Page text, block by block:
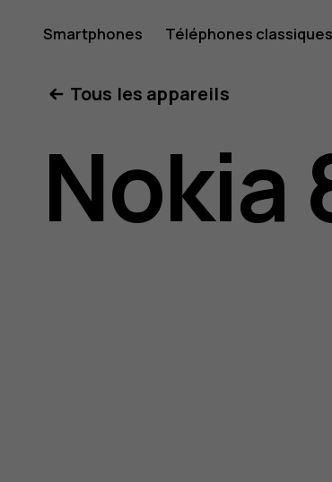
Guide
de
Smartphones Téléphones classiques
Tous les appareils
Nokia